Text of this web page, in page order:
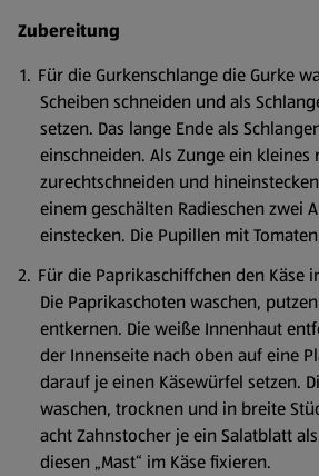
Zubereitung
Für die Gurkenschlange die Gurke
Scheiben schneiden und als
setzen. Das lange Ende als
einschneiden. Als Zunge ein kleines
zurechtschneiden und
einem geschälten Radieschen zwei
einstecken. Die Pupillen mit
Für die Paprikaschiffchen den Käse
Die Paprikaschoten waschen,
entkernen. Die weiße Innenhaut
der Innenseite nach oben auf eine
darauf je einen Käsewürfel setzen.
waschen, trocknen und in breite
acht Zahnstocher je ein Salatblatt
diesen „Mast“ im Käse fixieren.